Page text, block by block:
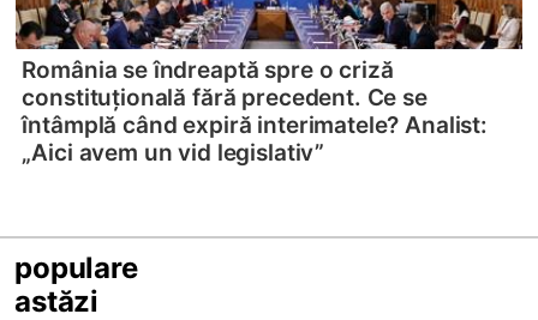
România se îndreaptă spre o criză
constituțională fără precedent. Ce se
întâmplă când expiră interimatele? Analist:
„Aici avem un vid legislativ”
populare
astăzi